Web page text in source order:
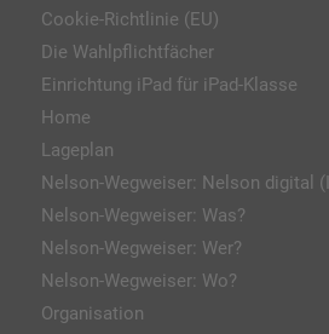
Cookie-Richtlinie (EU)
Die Wahlpflichtfächer
Einrichtung iPad für iPad-Klasse
Home
Lageplan
Nelson-Wegweiser: Nelson digital
Nelson-Wegweiser: Was?
Nelson-Wegweiser: Wer?
Nelson-Wegweiser: Wo?
Organisation